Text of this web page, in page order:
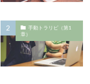
手動トラリピ（第1
章）